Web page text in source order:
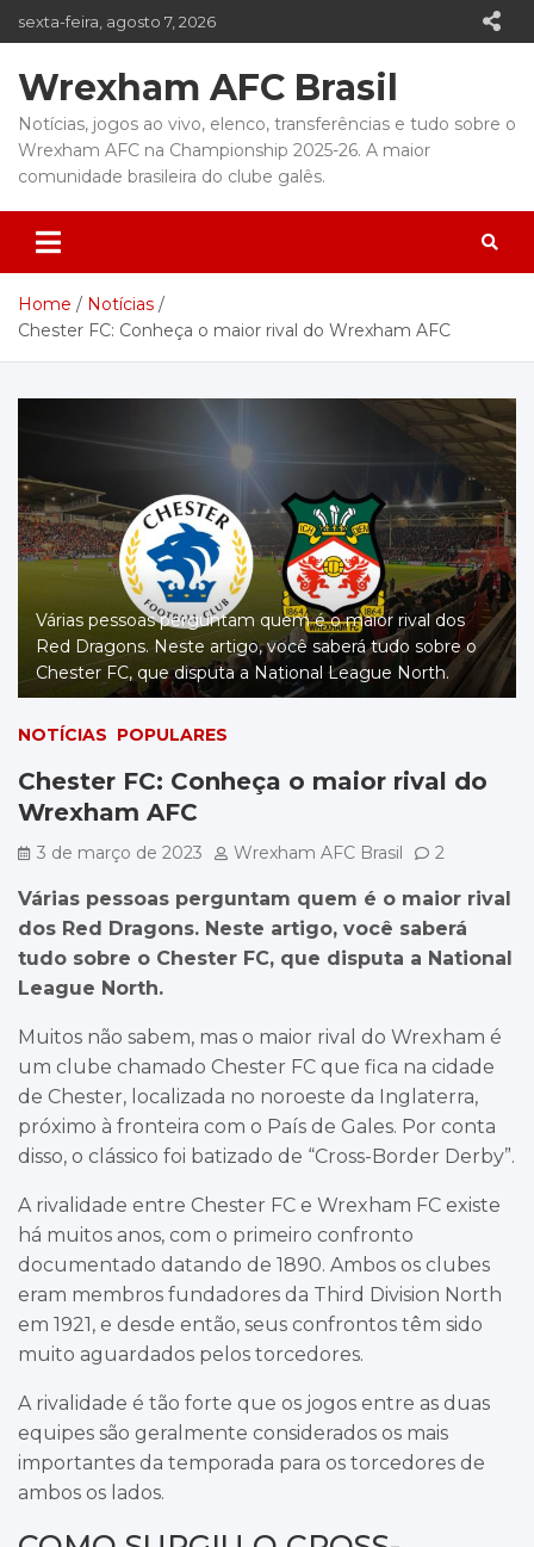
to
sexta-feira, agosto 7, 2026
Wrexham AFC Brasil
Notícias, jogos ao vivo, elenco, transferências e tudo sobre o
Wrexham AFC na Championship 2025-26. A maior
comunidade brasileira do clube galês.
Home
Notícias
Chester FC: Conheça o maior rival do Wrexham AFC
Várias pessoas perguntam quem é o maior rival dos
Red Dragons. Neste artigo, você saberá tudo sobre o
Chester FC, que disputa a National League North.
NOTÍCIAS POPULARES
Chester FC: Conheça o maior rival do
Wrexham AFC
3 de março de 2023 Wrexham AFC Brasil 2
Várias pessoas perguntam quem é o maior rival
dos Red Dragons. Neste artigo, você saberá
tudo sobre o Chester FC, que disputa a National
League North.
Muitos não sabem, mas o maior rival do Wrexham é
um clube chamado Chester FC que fica na cidade
de Chester, localizada no noroeste da Inglaterra,
próximo à fronteira com o País de Gales. Por conta
disso, o clássico foi batizado de “Cross-Border Derby”.
A rivalidade entre Chester FC e Wrexham FC existe
há muitos anos, com o primeiro confronto
documentado datando de 1890. Ambos os clubes
eram membros fundadores da Third Division North
em 1921, e desde então, seus confrontos têm sido
muito aguardados pelos torcedores.
A rivalidade é tão forte que os jogos entre as duas
equipes são geralmente considerados os mais
importantes da temporada para os torcedores de
ambos os lados.